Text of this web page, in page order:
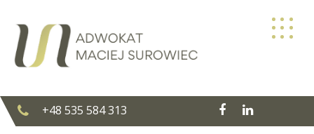
content
+48 535 584 313